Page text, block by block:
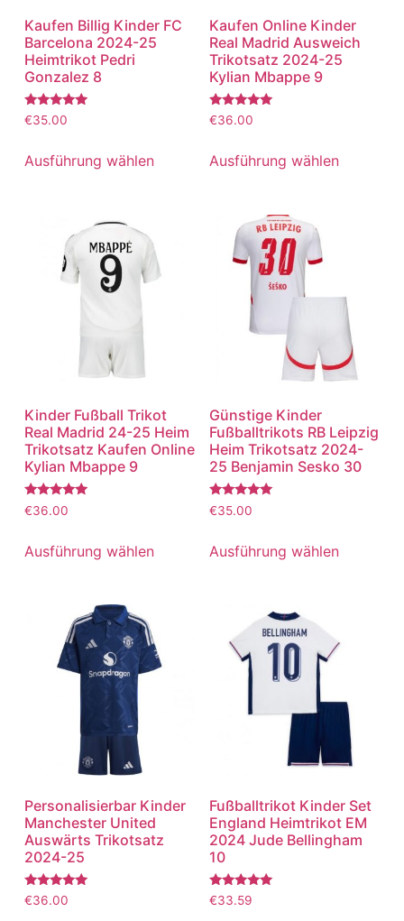
Kaufen Billig Kinder FC
Barcelona 2024-25
Heimtrikot Pedri
Gonzalez 8
Bewertet
mit
von 5
€35.00
Ausführung wählen
Kaufen Online Kinder
Real Madrid Ausweich
Trikotsatz 2024-25
Kylian Mbappe 9
Bewertet
mit
von 5
€36.00
Ausführung wählen
Kinder Fußball Trikot
Real Madrid 24-25 Heim
Trikotsatz Kaufen Online
Kylian Mbappe 9
Bewertet
mit
€36.00
Ausführung wählen
Günstige Kinder
Fußballtrikots RB Leipzig
Heim Trikotsatz 2024-
25 Benjamin Sesko 30
Bewertet
mit
€35.00
Ausführung wählen
Personalisierbar Kinder
Manchester United
Auswärts Trikotsatz
2024-25
Bewertet
mit
€36.00
Fußballtrikot Kinder Set
England Heimtrikot EM
2024 Jude Bellingham
10
Bewertet
mit
€33.59